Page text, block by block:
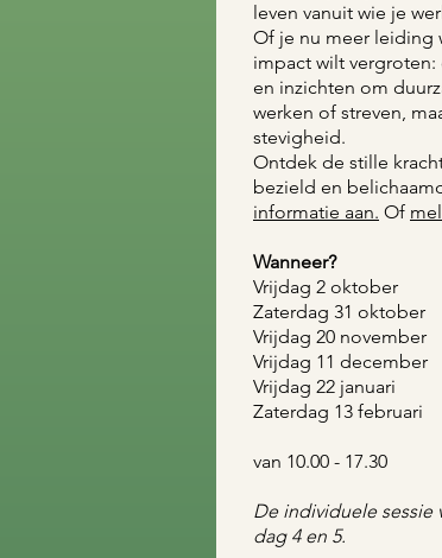
leven vanuit wie je
Of je nu meer leiding
impact wilt
en inzichten om
werken of streven,
stevigheid.
Ontdek de stille
bezield en
informatie aan. Of
Wanneer?
Vrijdag 2 oktober
Zaterdag 31 oktober
Vrijdag 20 november
Vrijdag 11 december
Vrijdag 22 januari
Zaterdag 13 februari
van 10.00 - 17.30
De individuele sessie
dag 4 en 5.